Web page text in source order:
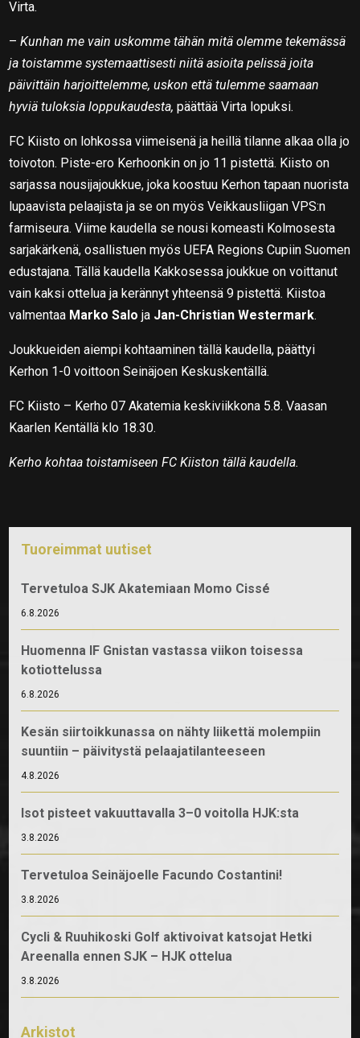
Virta.
–Kunhan me vain uskomme tähän mitä olemme tekemässä
ja toistamme systemaattisesti niitä asioita pelissä joita
päivittäin harjoittelemme, uskon että tulemme saamaan
hyviä tuloksia loppukaudesta, päättää Virta lopuksi.
FC Kiisto on lohkossa viimeisenä ja heillä tilanne alkaa olla jo
toivoton. Piste-ero Kerhoonkin on jo 11 pistettä. Kiisto on
sarjassa nousijajoukkue, joka koostuu Kerhon tapaan nuorista
lupaavista pelaajista ja se on myös Veikkausliigan VPS:n
farmiseura. Viime kaudella se nousi komeasti Kolmosesta
sarjakärkenä, osallistuen myös UEFA Regions Cupiin Suomen
edustajana. Tällä kaudella Kakkosessa joukkue on voittanut
vain kaksi ottelua ja kerännyt yhteensä 9 pistettä. Kiistoa
valmentaa Marko Salo ja Jan-Christian Westermark.
Joukkueiden aiempi kohtaaminen tällä kaudella, päättyi
Kerhon 1-0 voittoon Seinäjoen Keskuskentällä.
FC Kiisto – Kerho 07 Akatemia keskiviikkona 5.8. Vaasan
Kaarlen Kentällä klo 18.30.
Kerho kohtaa toistamiseen FC Kiiston tällä kaudella.
Tuoreimmat uutiset
Tervetuloa SJK Akatemiaan Momo Cissé
6.8.2026
Huomenna IF Gnistan vastassa viikon toisessa
kotiottelussa
6.8.2026
Kesän siirtoikkunassa on nähty liikettä molempiin
suuntiin – päivitystä pelaajatilanteeseen
4.8.2026
Isot pisteet vakuuttavalla 3–0 voitolla HJK:sta
3.8.2026
Tervetuloa Seinäjoelle Facundo Costantini!
3.8.2026
Cycli & Ruuhikoski Golf aktivoivat katsojat Hetki
Areenalla ennen SJK – HJK ottelua
3.8.2026
Arkistot